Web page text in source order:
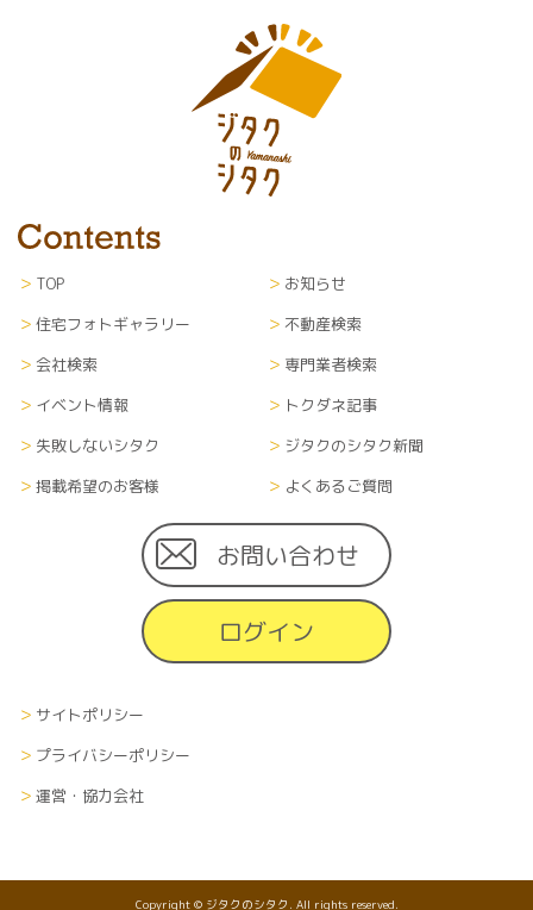
TOP
お知らせ
住宅フォトギャラリー
不動産検索
会社検索
専門業者検索
イベント情報
トクダネ記事
失敗しないシタク
ジタクのシタク新聞
掲載希望のお客様
よくあるご質問
お問い合わせ
ログイン
サイトポリシー
プライバシーポリシー
運営・協力会社
Copyright © ジタクのシタク. All rights reserved.